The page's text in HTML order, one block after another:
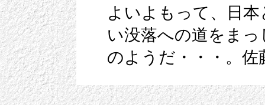
よいよもって、日
い没落への道をま
のようだ・・・。佐